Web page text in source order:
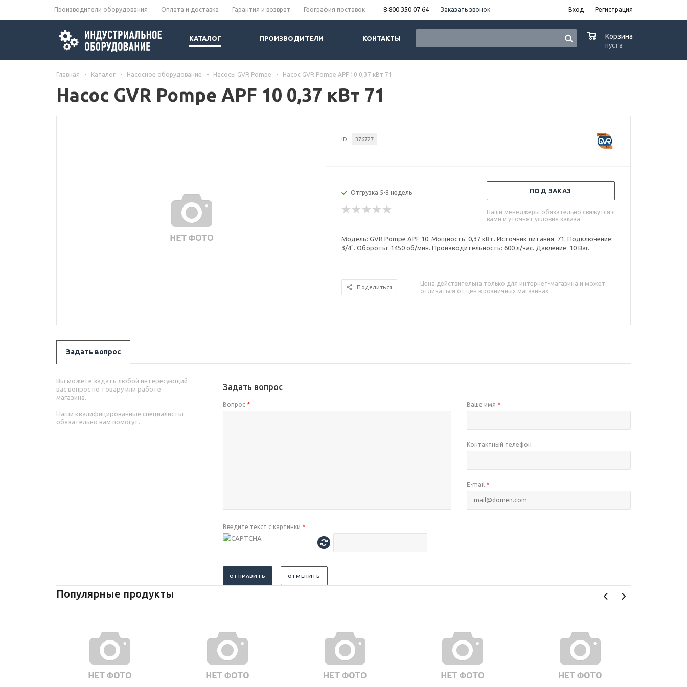
Производители оборудования Оплата и доставка Гарантия и возврат География поставок 8 800 350 07 64 Заказать звонок Вход Регистрация
КАТАЛОГ ПРОИЗВОДИТЕЛИ КОНТАКТЫ Корзина
пуста
Главная - Каталог - Насосное оборудование - Насосы GVR Pompe - Насос GVR Pompe APF 10 0,37 кВт 71
Насос GVR Pompe APF 10 0,37 кВт 71
ID 376727
Отгрузка 5-8 недель ПОД ЗАКАЗ
Наши менеджеры обязательно свяжутся с
вами и уточнят условия заказа
Модель: GVR Pompe APF 10. Мощность: 0,37 кВт. Источник питания: 71. Подключение:
3/4". Обороты: 1450 об/мин. Производительность: 600 л/час. Давление: 10 Bar.
Поделиться
Цена действительна только для интернет-магазина и может
отличаться от цен в розничных магазинах
Задать вопрос
Вы можете задать любой интересующий
вас вопрос по товару или работе
магазина.
Наши квалифицированные специалисты
обязательно вам помогут.
Задать вопрос
Вопрос * Ваше имя *
Контактный телефон
E-mail *
Введите текст с картинки *
ОТПРАВИТЬ ОТМЕНИТЬ
Популярные продукты